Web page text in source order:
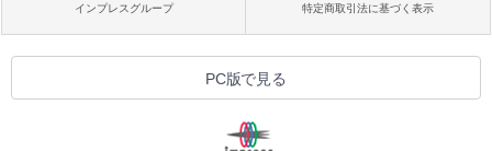
インプレスグループ 特定商取引法に基づく表示
PC版で見る